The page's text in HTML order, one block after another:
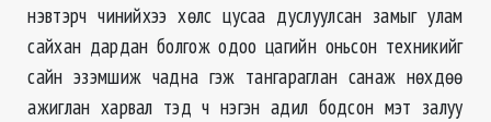
нэвтэрч чинийхээ хөлс цусаа дуслуулсан замыг улам
сайхан дардан болгож одоо цагийн оньсон техникийг
сайн эзэмшиж чадна гэж тангараглан санаж нөхдөө
ажиглан харвал тэд ч нэгэн адил бодсон мэт залуу